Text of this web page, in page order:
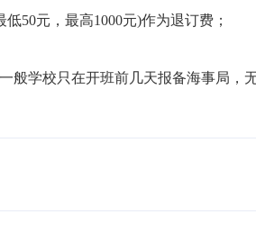
50元，最高1000元)作为退订费；
般学校只在开班前几天报备海事局，